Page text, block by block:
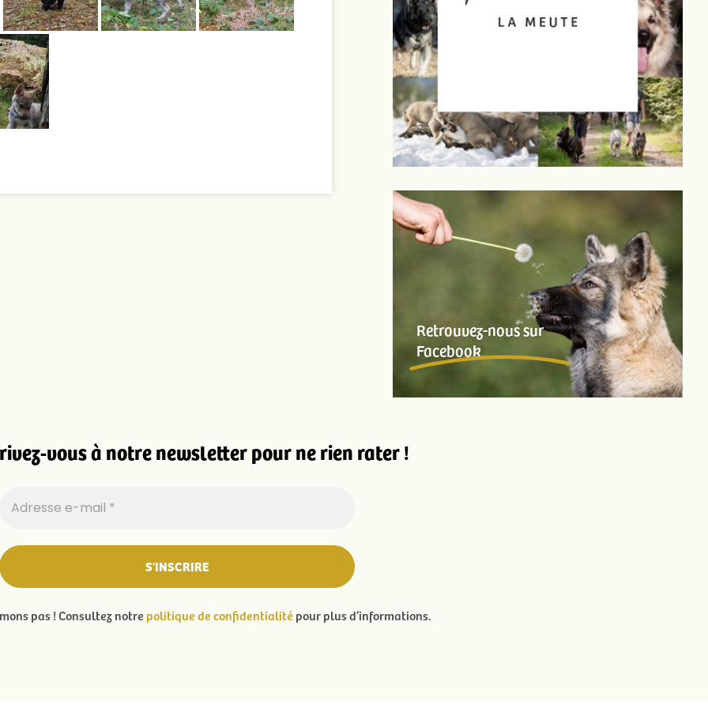
Retrouvez-nous sur
Facebook
vous à notre newsletter pour ne rien rater !
pas ! Consultez notre politique de confidentialité pour plus d’informations.